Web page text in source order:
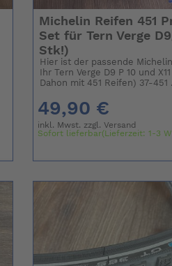
Michelin Reifen 451
Set für Tern Verge
Stk!)
Hier ist der passende
Ihr Tern Verge D9 P 10 und
Dahon mit 451 Reifen) 37-451
49,90 €
inkl. Mwst. zzgl.Versand
Sofort lieferbar(Lieferzeit: 1-3